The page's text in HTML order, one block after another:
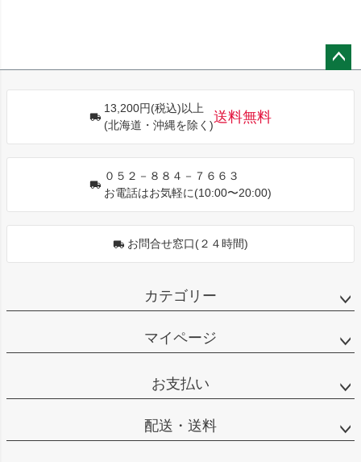
13,200円(税込)以上
(北海道・沖縄を除く)
送料無料
０５２－８８４－７６６３
お電話はお気軽に(10:00〜20:00)
お問合せ窓口(２４時間)
カテゴリー
マイページ
お支払い
配送・送料